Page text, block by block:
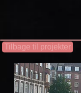
Tilbage til projekter